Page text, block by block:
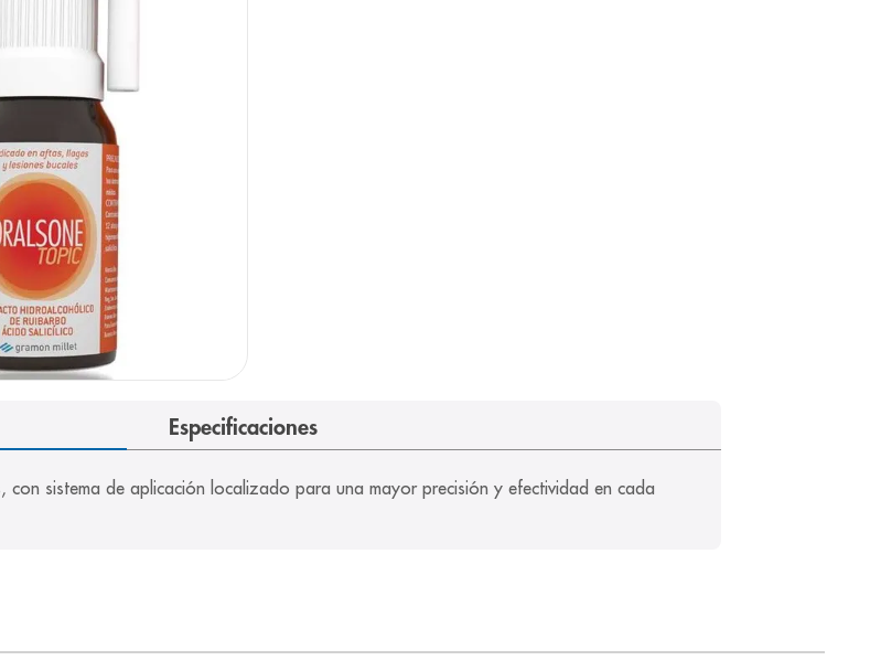
Especificaciones
sistema de aplicación localizado para una mayor precisión y efectividad en cada